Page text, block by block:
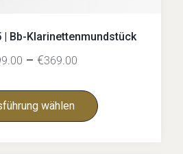
| Bb-Klarinettenmundstück
– €369.00
wählen